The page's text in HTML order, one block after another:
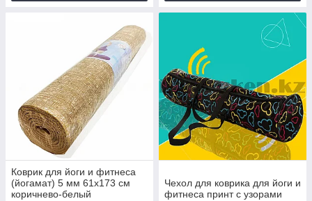
Коврик для йоги и фитнеса
(йогамат) 5 мм 61х173 см
коричнево-белый
Чехол для коврика для йоги и
фитнеса принт с узорами